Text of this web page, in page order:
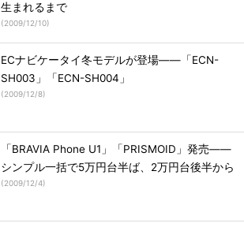
生まれるまで
(2009/12/10)
ECナビケータイ冬モデルが登場――「ECN-
SH003」「ECN-SH004」
(2009/12/8)
「BRAVIA Phone U1」「PRISMOID」発売――
シンプル一括で5万円台半ば、2万円台後半から
(2009/12/4)